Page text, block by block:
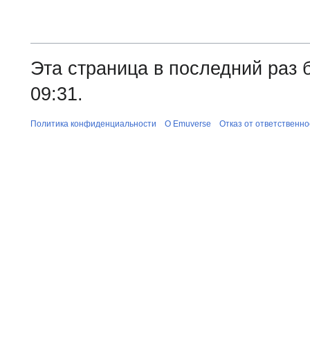
Эта страница в последний раз
09:31.
Политика конфиденциальности О Emuverse Отказ от